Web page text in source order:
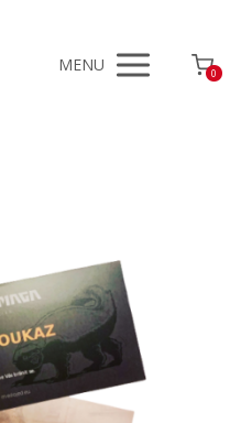
MENU 0